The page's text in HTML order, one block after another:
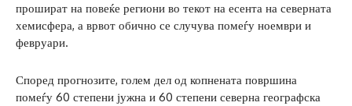
прошират на повеќе региони во текот на есента на северната
хемисфера, а врвот обично се случува помеѓу ноември и
февруари.
Според прогнозите, голем дел од копнената површина
помеѓу 60 степени јужна и 60 степени северна географска